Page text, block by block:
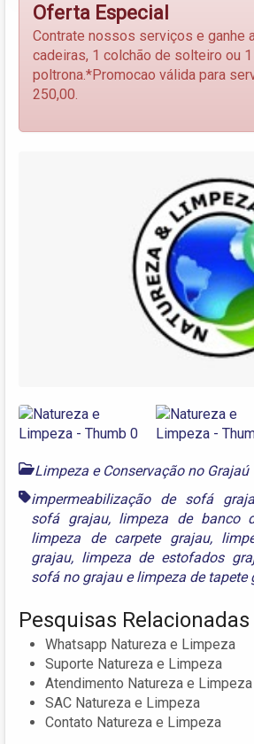
Oferta Especial
Contrate nossos serviços e ganhe
cadeiras, 1 colchão de solteiro ou 1
poltrona.*Promocao válida para
250,00.
Limpeza e Conservação no Grajaú
impermeabilização de sofá
sofá grajau, limpeza de banco
limpeza de carpete grajau,
grajau, limpeza de estofados
sofá no grajauelimpeza de tapete
Pesquisas Relacionadas
Whatsapp Natureza e Limpeza
Suporte Natureza e Limpeza
Atendimento Natureza e Limpeza
SAC Natureza e Limpeza
Contato Natureza e Limpeza